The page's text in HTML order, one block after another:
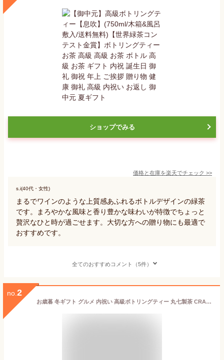
ショップでみる
価格と在庫を楽天でチェック >>
s.i(40代・女性)
まるでワインのような上質感あふれるボトルデザインの緑茶
です。まろやかな風味と香り豊かな味わいが特徴でちょっと
贅沢なひと時が過ごせます。大切な方への贈り物にも最適で
おすすめです。
全てのおすすめコメント（5件）
no. 2
お歳暮 冬ギフト グルメ 内祝い 高級ボトリングティー 丸七製茶 CRAFT BREW TEA 玉露GOKO 500ml / 緑茶 お茶 高級 ボトル 日本茶 内祝い 出産内祝い 結婚内祝い 出産祝い 結婚祝い お返し 写真入り メッセージカード 贈答品 gws 送料無料 ギフトお年賀